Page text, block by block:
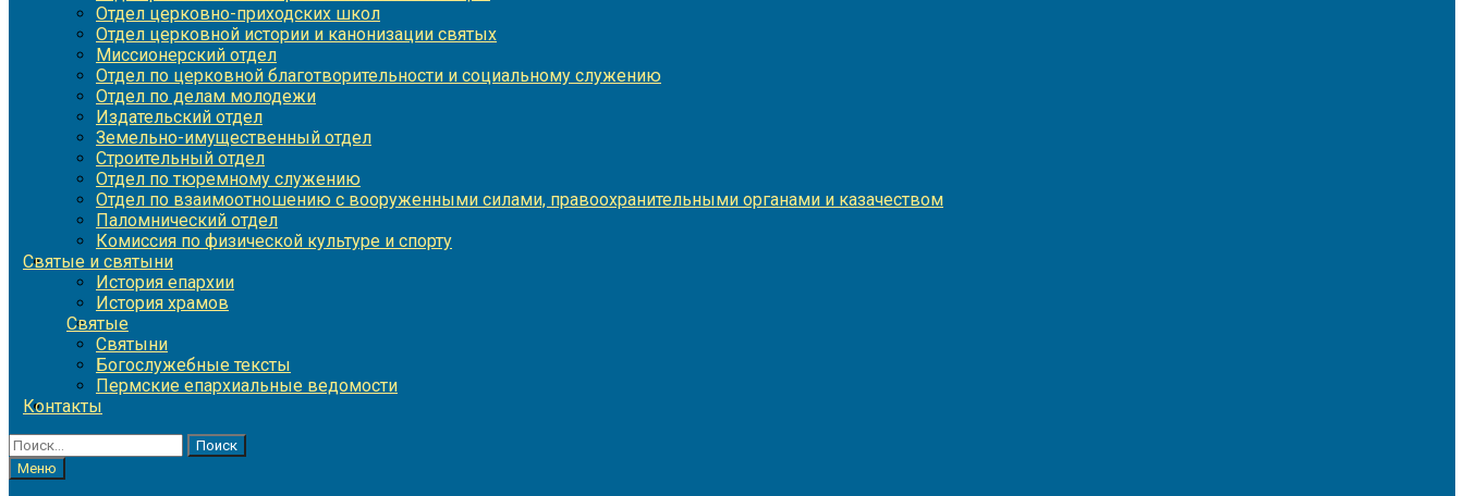
Отдел церковно-приходских школ
Отдел церковной истории и канонизации святых
Миссионерский отдел
Отдел по церковной благотворительности и социальному служению
Отдел по делам молодежи
Издательский отдел
Земельно-имущественный отдел
Строительный отдел
Отдел по тюремному служению
Отдел по взаимоотношению с вооруженными силами, правоохранительными органами и казачеством
Паломнический отдел
Комиссия по физической культуре и спорту
Святые и святыни
История епархии
История храмов
Святые
Святыни
Богослужебные тексты
Пермские епархиальные ведомости
Контакты
Найти:
Меню